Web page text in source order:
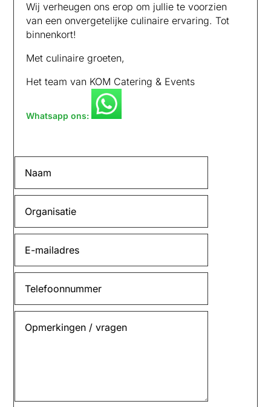
Wij verheugen ons erop om jullie te voorzien
van een onvergetelijke culinaire ervaring. Tot
binnenkort!
Met culinaire groeten,
Het team van KOM Catering & Events
Whatsapp ons: